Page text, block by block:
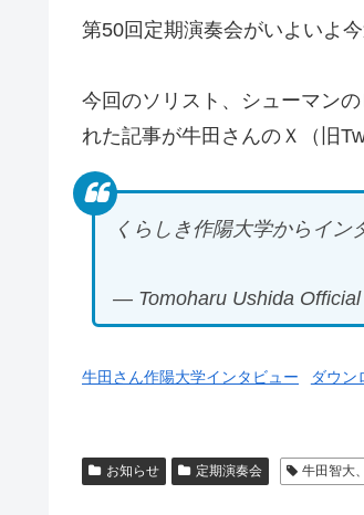
第50回定期演奏会がいよいよ
今回のソリスト、シューマン
れた記事が牛田さんのＸ（旧
くらしき作陽大学からイン
— Tomoharu Ushida
牛田さん作陽大学インタビュー ダウン
お知らせ 定期演奏会 牛田智大